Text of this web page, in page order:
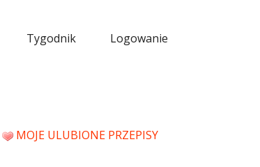
Tygodnik Logowanie
MOJE ULUBIONE PRZEPISY